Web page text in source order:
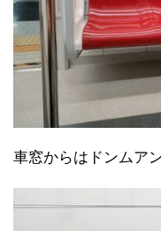
車窓からはドンムア